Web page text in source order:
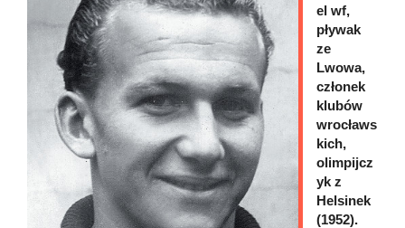
el wf,
pływak
ze
Lwowa,
członek
klubów
wrocławs
kich,
olimpijcz
yk z
Helsinek
(1952).